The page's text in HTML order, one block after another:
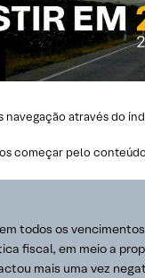
através do
começar pelo
todos os
fiscal, em meio a
mais uma vez